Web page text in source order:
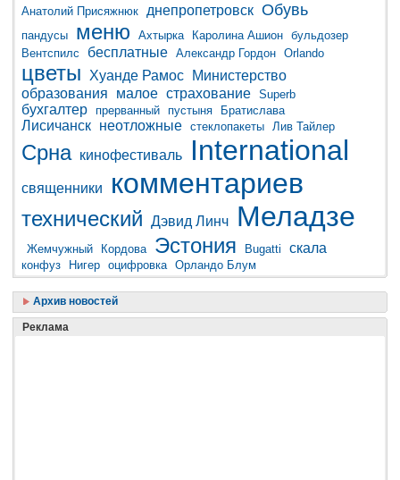
Анатолий Присяжнюк днепропетровск Обувь
пандусы меню Ахтырка Каролина Ашион бульдозер
Вентспилс
бесплатные Александр Гордон Orlando
цветы Хуанде Рамос
Министерство
образования
малое страхование Superb
бухгалтер прерванный пустыня Братислава
Лисичанск неотложные стеклопакеты Лив Тайлер
Срна кинофестиваль International
священники комментариев
технический Дэвид Линч Меладзе
Жемчужный Кордова Эстония Bugatti скала
конфуз Нигер оцифровка Орландо Блум
Архив новостей
Реклама